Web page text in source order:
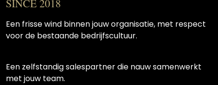
SINCE 2018
Een frisse wind binnen jouw organisatie, met respect
voor de bestaande bedrijfscultuur.
Een zelfstandig salespartner die nauw samenwerkt
met jouw team.